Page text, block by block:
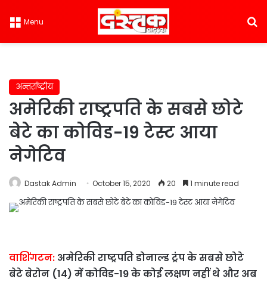
Menu
अन्तर्राष्ट्रीय
अमेरिकी राष्ट्रपति के सबसे छोटे
बेटे का कोविड-19 टेस्ट आया
नेगेटिव
Dastak Admin October 15, 2020 20 1 minute read
वाशिंगटन: अमेरिकी राष्ट्रपति डोनाल्ड ट्रंप के सबसे छोटे
बेटे बेरोन (14) में कोविड-19 के कोई लक्षण नहीं थे और अब